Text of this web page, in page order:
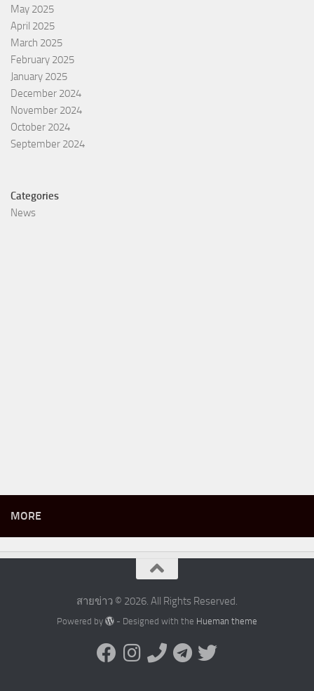
May 2025
April 2025
March 2025
February 2025
January 2025
December 2024
November 2024
October 2024
September 2024
Categories
News
MORE
สายข่าว © 2026. All Rights Reserved.
Powered by - Designed with the Hueman theme